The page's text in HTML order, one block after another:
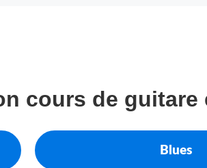
cours de
Blues